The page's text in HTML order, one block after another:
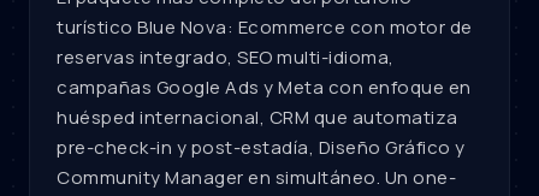
turístico Blue Nova: Ecommerce con motor de
reservas integrado, SEO multi-idioma,
campañas Google Ads y Meta con enfoque en
huésped internacional, CRM que automatiza
pre-check-in y post-estadía, Diseño Gráfico y
Community Manager en simultáneo. Un one-